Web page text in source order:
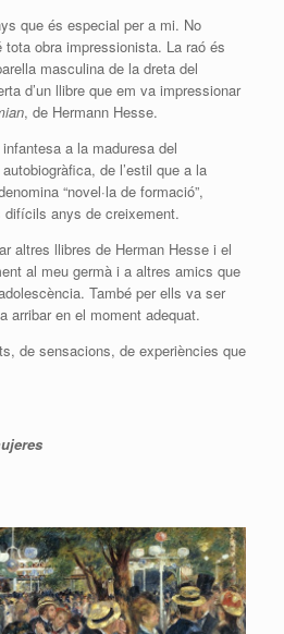
que és especial per a mi. No
tota obra impressionista. La raó és
masculina de la dreta del
d’un llibre que em va impressionar
, de Hermann Hesse.
a la maduresa del
de l’estil que a la
“novel·la de formació”,
difícils anys de creixement.
altres llibres de Herman Hesse i el
al meu germà i a altres amics que
També per ells va ser
arribar en el moment adequat.
de sensacions, de experiències que